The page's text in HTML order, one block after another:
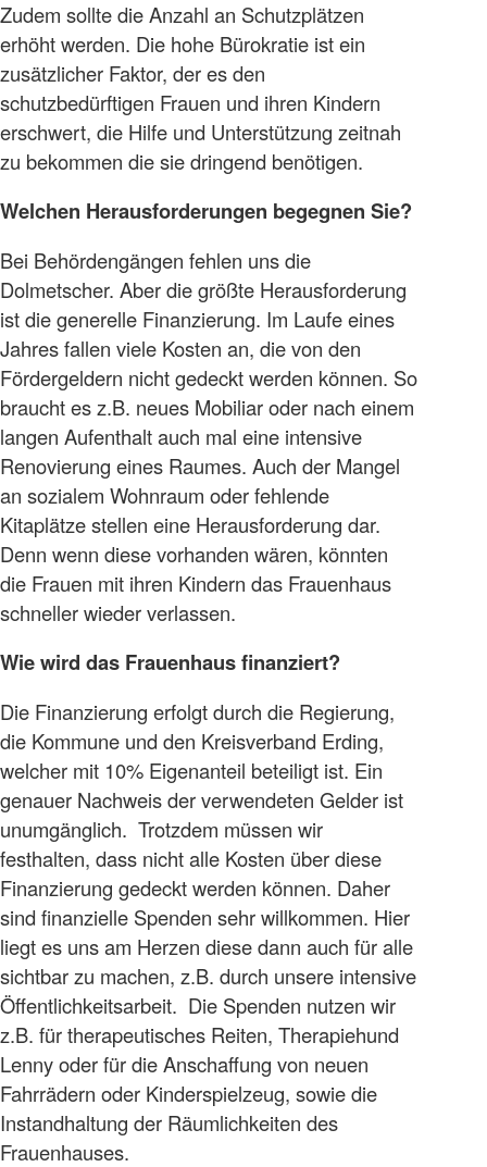
Zudem sollte die Anzahl an Schutzplätzen
erhöht werden. Die hohe Bürokratie ist ein
zusätzlicher Faktor, der es den
schutzbedürftigen Frauen und ihren Kindern
erschwert, die Hilfe und Unterstützung zeitnah
zu bekommen die sie dringend benötigen.
Welchen Herausforderungen begegnen Sie?
Bei Behördengängen fehlen uns die
Dolmetscher. Aber die größte Herausforderung
ist die generelle Finanzierung. Im Laufe eines
Jahres fallen viele Kosten an, die von den
Fördergeldern nicht gedeckt werden können. So
braucht es z.B. neues Mobiliar oder nach einem
langen Aufenthalt auch mal eine intensive
Renovierung eines Raumes. Auch der Mangel
an sozialem Wohnraum oder fehlende
Kitaplätze stellen eine Herausforderung dar.
Denn wenn diese vorhanden wären, könnten
die Frauen mit ihren Kindern das Frauenhaus
schneller wieder verlassen.
Wie wird das Frauenhaus finanziert?
Die Finanzierung erfolgt durch die Regierung,
die Kommune und den Kreisverband Erding,
welcher mit 10% Eigenanteil beteiligt ist. Ein
genauer Nachweis der verwendeten Gelder ist
unumgänglich. Trotzdem müssen wir
festhalten, dass nicht alle Kosten über diese
Finanzierung gedeckt werden können. Daher
sind finanzielle Spenden sehr willkommen. Hier
liegt es uns am Herzen diese dann auch für alle
sichtbar zu machen, z.B. durch unsere intensive
Öffentlichkeitsarbeit. Die Spenden nutzen wir
z.B. für therapeutisches Reiten, Therapiehund
Lenny oder für die Anschaffung von neuen
Fahrrädern oder Kinderspielzeug, sowie die
Instandhaltung der Räumlichkeiten des
Frauenhauses.